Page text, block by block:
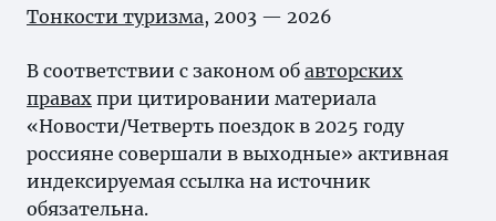
Тонкости туризма, 2003 — 2026
В соответствии с законом об авторских
правах при цитировании материала
«Новости/Четверть поездок в 2025 году
россияне совершали в выходные» активная
индексируемая ссылка на источник
обязательна.